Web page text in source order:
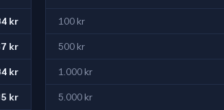
kr
kr
kr
kr
100 kr
500 kr
1.000 kr
5.000 kr